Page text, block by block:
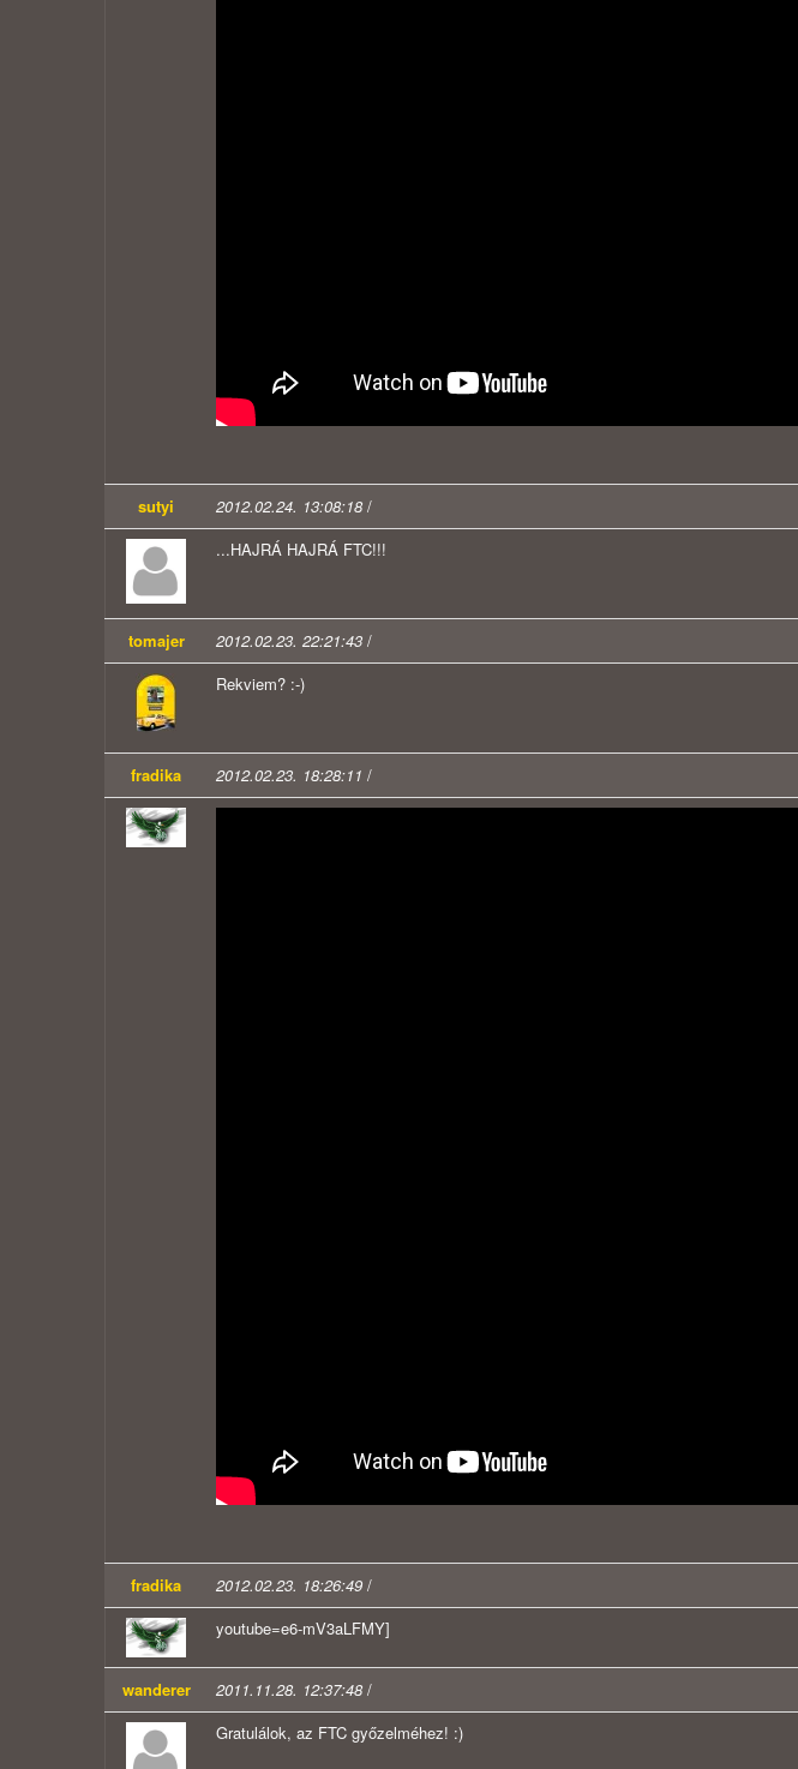
sutyi 2012.02.24. 13:08:18 /
...HAJRÁ HAJRÁ FTC!!!
tomajer 2012.02.23. 22:21:43 /
Rekviem? :-)
fradika 2012.02.23. 18:28:11 /
fradika 2012.02.23. 18:26:49 /
youtube=e6-mV3aLFMY]
wanderer 2011.11.28. 12:37:48 /
Gratulálok, az FTC győzelméhez! :)